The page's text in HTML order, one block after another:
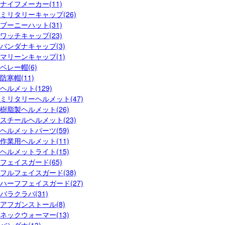
ナイフメーカー(11)
ミリタリーキャップ(26)
ブーニーハット(31)
ワッチキャップ(23)
バンダナキャップ(3)
マリーンキャップ(1)
ベレー帽(6)
防寒帽(11)
ヘルメット(129)
ミリタリーヘルメット(47)
樹脂製ヘルメット(26)
スチールヘルメット(23)
ヘルメットパーツ(59)
作業用ヘルメット(11)
ヘルメットライト(15)
フェイスガード(65)
フルフェイスガード(38)
ハーフフェイスガード(27)
バラクラバ(31)
アフガンストール(8)
ネックウォーマー(13)